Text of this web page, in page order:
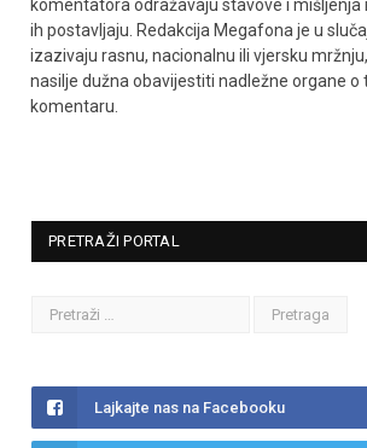
komentatora odražavaju stavove i mišljenja
ih postavljaju. Redakcija Megafona je u
izazivaju rasnu, nacionalnu ili vjersku
nasilje dužna obavijestiti nadležne organe
komentaru.
PRETRAŽI PORTAL
Lajkajte nas na Facebooku